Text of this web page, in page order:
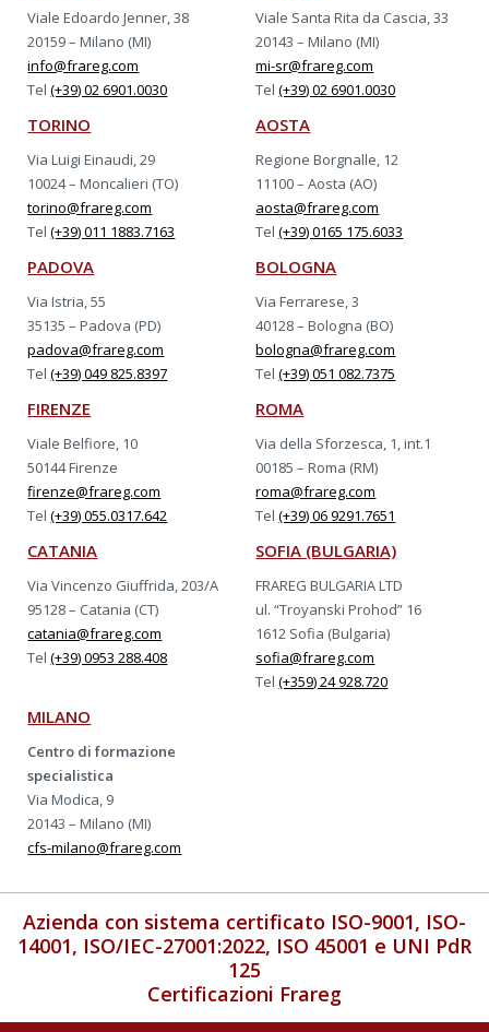
Viale Edoardo Jenner, 38
20159 – Milano (MI)
info@frareg.com
Tel(+39) 02 6901.0030
Viale Santa Rita da Cascia, 33
20143 – Milano (MI)
mi-sr@frareg.com
Tel(+39) 02 6901.0030
TORINO
Via Luigi Einaudi, 29
10024 – Moncalieri (TO)
torino@frareg.com
Tel(+39) 011 1883.7163
AOSTA
Regione Borgnalle, 12
11100 – Aosta (AO)
aosta@frareg.com
Tel(+39) 0165 175.6033
PADOVA
Via Istria, 55
35135 – Padova (PD)
padova@frareg.com
Tel(+39) 049 825.8397
BOLOGNA
Via Ferrarese, 3
40128 – Bologna (BO)
bologna@frareg.com
Tel(+39) 051 082.7375
FIRENZE
Viale Belfiore, 10
50144 Firenze
firenze@frareg.com
Tel(+39) 055.0317.642
ROMA
Via della Sforzesca, 1, int.1
00185 – Roma (RM)
roma@frareg.com
Tel(+39) 06 9291.7651
CATANIA
Via Vincenzo Giuffrida, 203/A
95128 – Catania (CT)
catania@frareg.com
Tel(+39) 0953 288.408
SOFIA (BULGARIA)
FRAREG BULGARIA LTD
ul. “Troyanski Prohod” 16
1612 Sofia (Bulgaria)
sofia@frareg.com
Tel(+359) 24 928.720
MILANO
Centro di formazione
specialistica
Via Modica, 9
20143 – Milano (MI)
cfs-milano@frareg.com
Azienda con sistema certificato ISO-9001, ISO-
14001, ISO/IEC-27001:2022, ISO 45001 e UNI PdR
125
Certificazioni Frareg